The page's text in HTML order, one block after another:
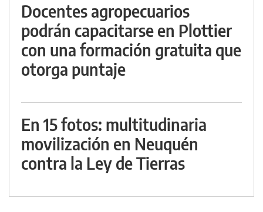
Docentes agropecuarios
podrán capacitarse en Plottier
con una formación gratuita que
otorga puntaje
En 15 fotos: multitudinaria
movilización en Neuquén
contra la Ley de Tierras